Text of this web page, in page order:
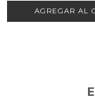
AGREGAR AL